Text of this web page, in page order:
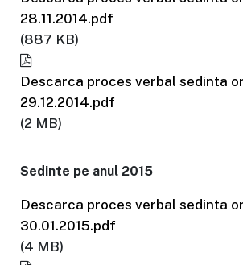
28.11.2014.pdf
(887 KB)
Descarca proces verbal sedinta
29.12.2014.pdf
(2 MB)
Sedinte pe anul 2015
Descarca proces verbal sedinta
30.01.2015.pdf
(4 MB)